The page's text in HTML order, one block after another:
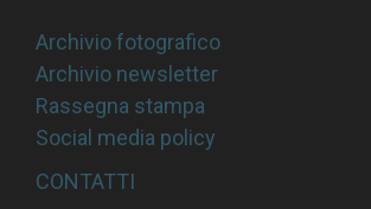
Archivio fotografico
Archivio newsletter
Rassegna stampa
Social media policy
CONTATTI